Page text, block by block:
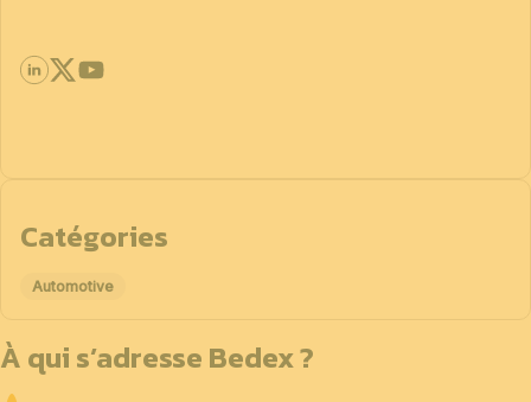
Catégories
Automotive
À qui s’adresse Bedex ?